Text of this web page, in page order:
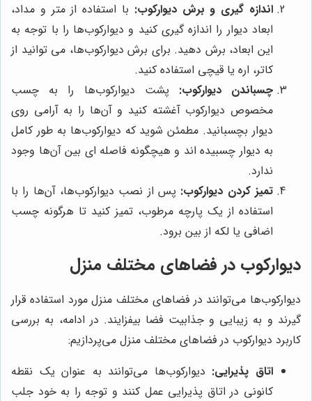
اندازه گیری و برش دیوارکوب: با استفاده از متر و مداد،
ابعاد دیوار را اندازه گیری کنید و دیوارکوب‌ها را با توجه به
این ابعاد، برش دهید. برای برش دیوارکوب‌ها، می توانید از
کاتر، اره یا قیچی استفاده کنید.
چسباندن دیوارکوب: پشت دیوارکوب‌ها را به چسب
مخصوص دیوارکوب آغشته کنید و آن‌ها را به آرامی روی
دیوار بچسبانید. مطمئن شوید که دیوارکوب‌ها به طور کامل
به دیوار چسبیده اند و هیچگونه فاصله ای بین آن‌ها وجود
ندارد.
تمیز کردن دیوارکوب: پس از نصب دیوارکوب‌ها، آن‌ها را با
استفاده از یک پارچه مرطوب، تمیز کنید تا هرگونه چسب
اضافی یا لکه از بین برود.
دیوارکوب در فضاهای مختلف منزل
دیوارکوب‌ها می‌توانند در فضاهای مختلف منزل مورد استفاده قرار
گیرند و به زیبایی و جذابیت فضا بیفزایند. در ادامه، به بررسی
کاربرد دیوارکوب در فضاهای مختلف منزل می‌پردازیم:
اتاق پذیرایی: دیوارکوب‌ها می‌توانند به عنوان یک نقطه
کانونی در اتاق پذیرایی عمل کنند و توجه را به خود جلب